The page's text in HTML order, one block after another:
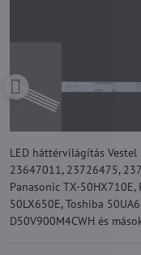
LED háttérvilágítás
23647011, 23726475,
Panasonic TX-50HX710E,
50LX650E, Toshiba
D50V900M4CWH és